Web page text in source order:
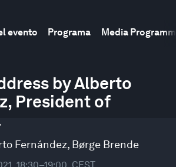
evento Programa Media
by Alberto
President of
Fernández, Børge Brende